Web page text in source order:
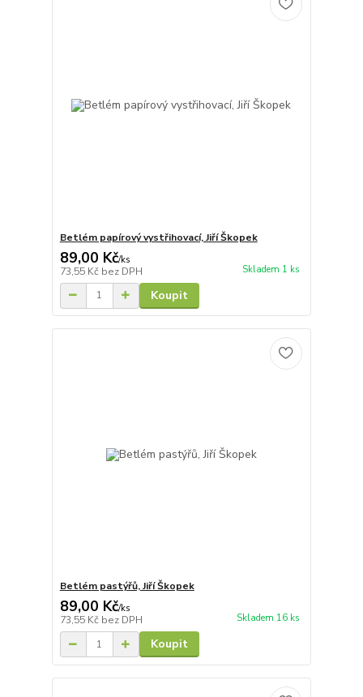
Betlém papírový vystřihovací, Jiří Škopek
89,00 Kč/ks
73,55 Kč bez DPH Skladem 1 ks
Koupit
Betlém pastýřů, Jiří Škopek
89,00 Kč/ks
73,55 Kč bez DPH Skladem 16 ks
Koupit